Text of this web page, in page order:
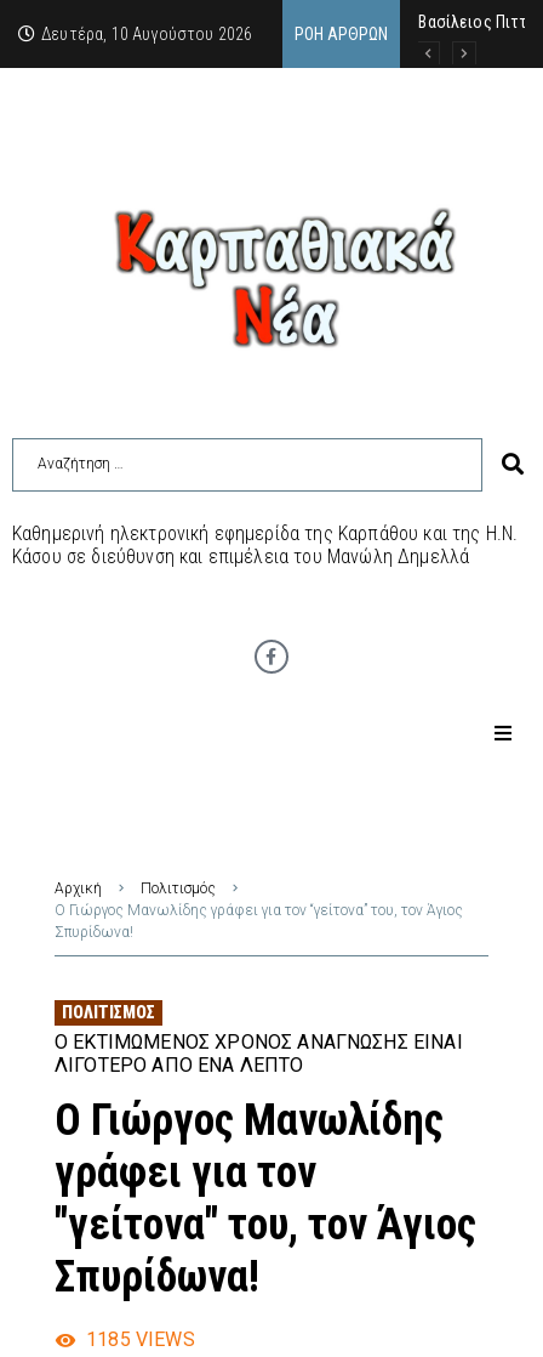
Δευτέρα, 10 Αυγούστου 2026 ΡΟΉ ΆΡΘΡΩΝ
Βασίλειος
Σαν σήμερα,
Μανόλης Μελάς:
Καθημερινή ηλεκτρονική εφημερίδα της Καρπάθου και της Η.Ν.
Κάσου σε διεύθυνση και επιμέλεια του Μανώλη Δημελλά
Αρχική
Πολιτισμός
Ο Γιώργος Μανωλίδης γράφει για τον “γείτονα” του, τον Άγιος
Σπυρίδωνα!
ΠΟΛΙΤΙΣΜΌΣ
Ο ΕΚΤΙΜΏΜΕΝΟΣ ΧΡΌΝΟΣ ΑΝΆΓΝΩΣΗΣ ΕΊΝΑΙ
ΛΙΓΌΤΕΡΟ ΑΠΌ ΈΝΑ ΛΕΠΤΌ
Ο Γιώργος Μανωλίδης
γράφει για τον
"γείτονα" του, τον Άγιος
Σπυρίδωνα!
1185 VIEWS